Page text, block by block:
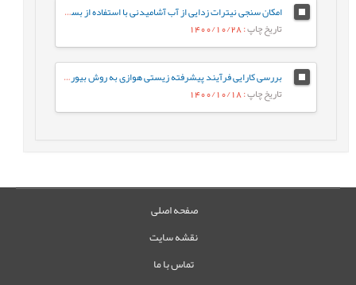
امکان سنجی نیترات زدایی از آب آشامیدنی با استفاده از بستر فتوکاتالیستی بتن فراتوانمند
تاریخ چاپ: 1400/10/28
بررسی کارایی فرآیند پیشرفته زیستی هوازی به روش بیوراکتور بستر متحرک(MBBR) در تصفیه فاضلاب صنایع توليد مواد شوینده
تاریخ چاپ: 1400/10/18
صفحه اصلی
نقشه سایت
تماس با ما